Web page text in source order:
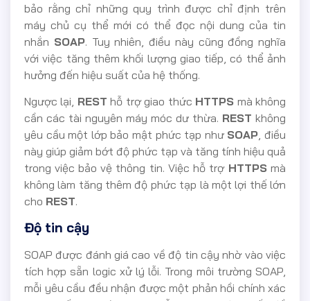
bảo rằng chỉ những quy trình được chỉ định trên
máy chủ cụ thể mới có thể đọc nội dung của tin
nhắn SOAP. Tuy nhiên, điều này cũng đồng nghĩa
với việc tăng thêm khối lượng giao tiếp, có thể ảnh
hưởng đến hiệu suất của hệ thống.
Ngược lại, REST hỗ trợ giao thức HTTPS mà không
cần các tài nguyên máy móc dư thừa. REST không
yêu cầu một lớp bảo mật phức tạp như SOAP, điều
này giúp giảm bớt độ phức tạp và tăng tính hiệu quả
trong việc bảo vệ thông tin. Việc hỗ trợHTTPSmà
không làm tăng thêm độ phức tạp là một lợi thế lớn
cho REST.
Độ tin cậy
SOAP được đánh giá cao về độ tin cậy nhờ vào việc
tích hợp sẵn logic xử lý lỗi. Trong môi trường SOAP,
mỗi yêu cầu đều nhận được một phản hồi chính xác